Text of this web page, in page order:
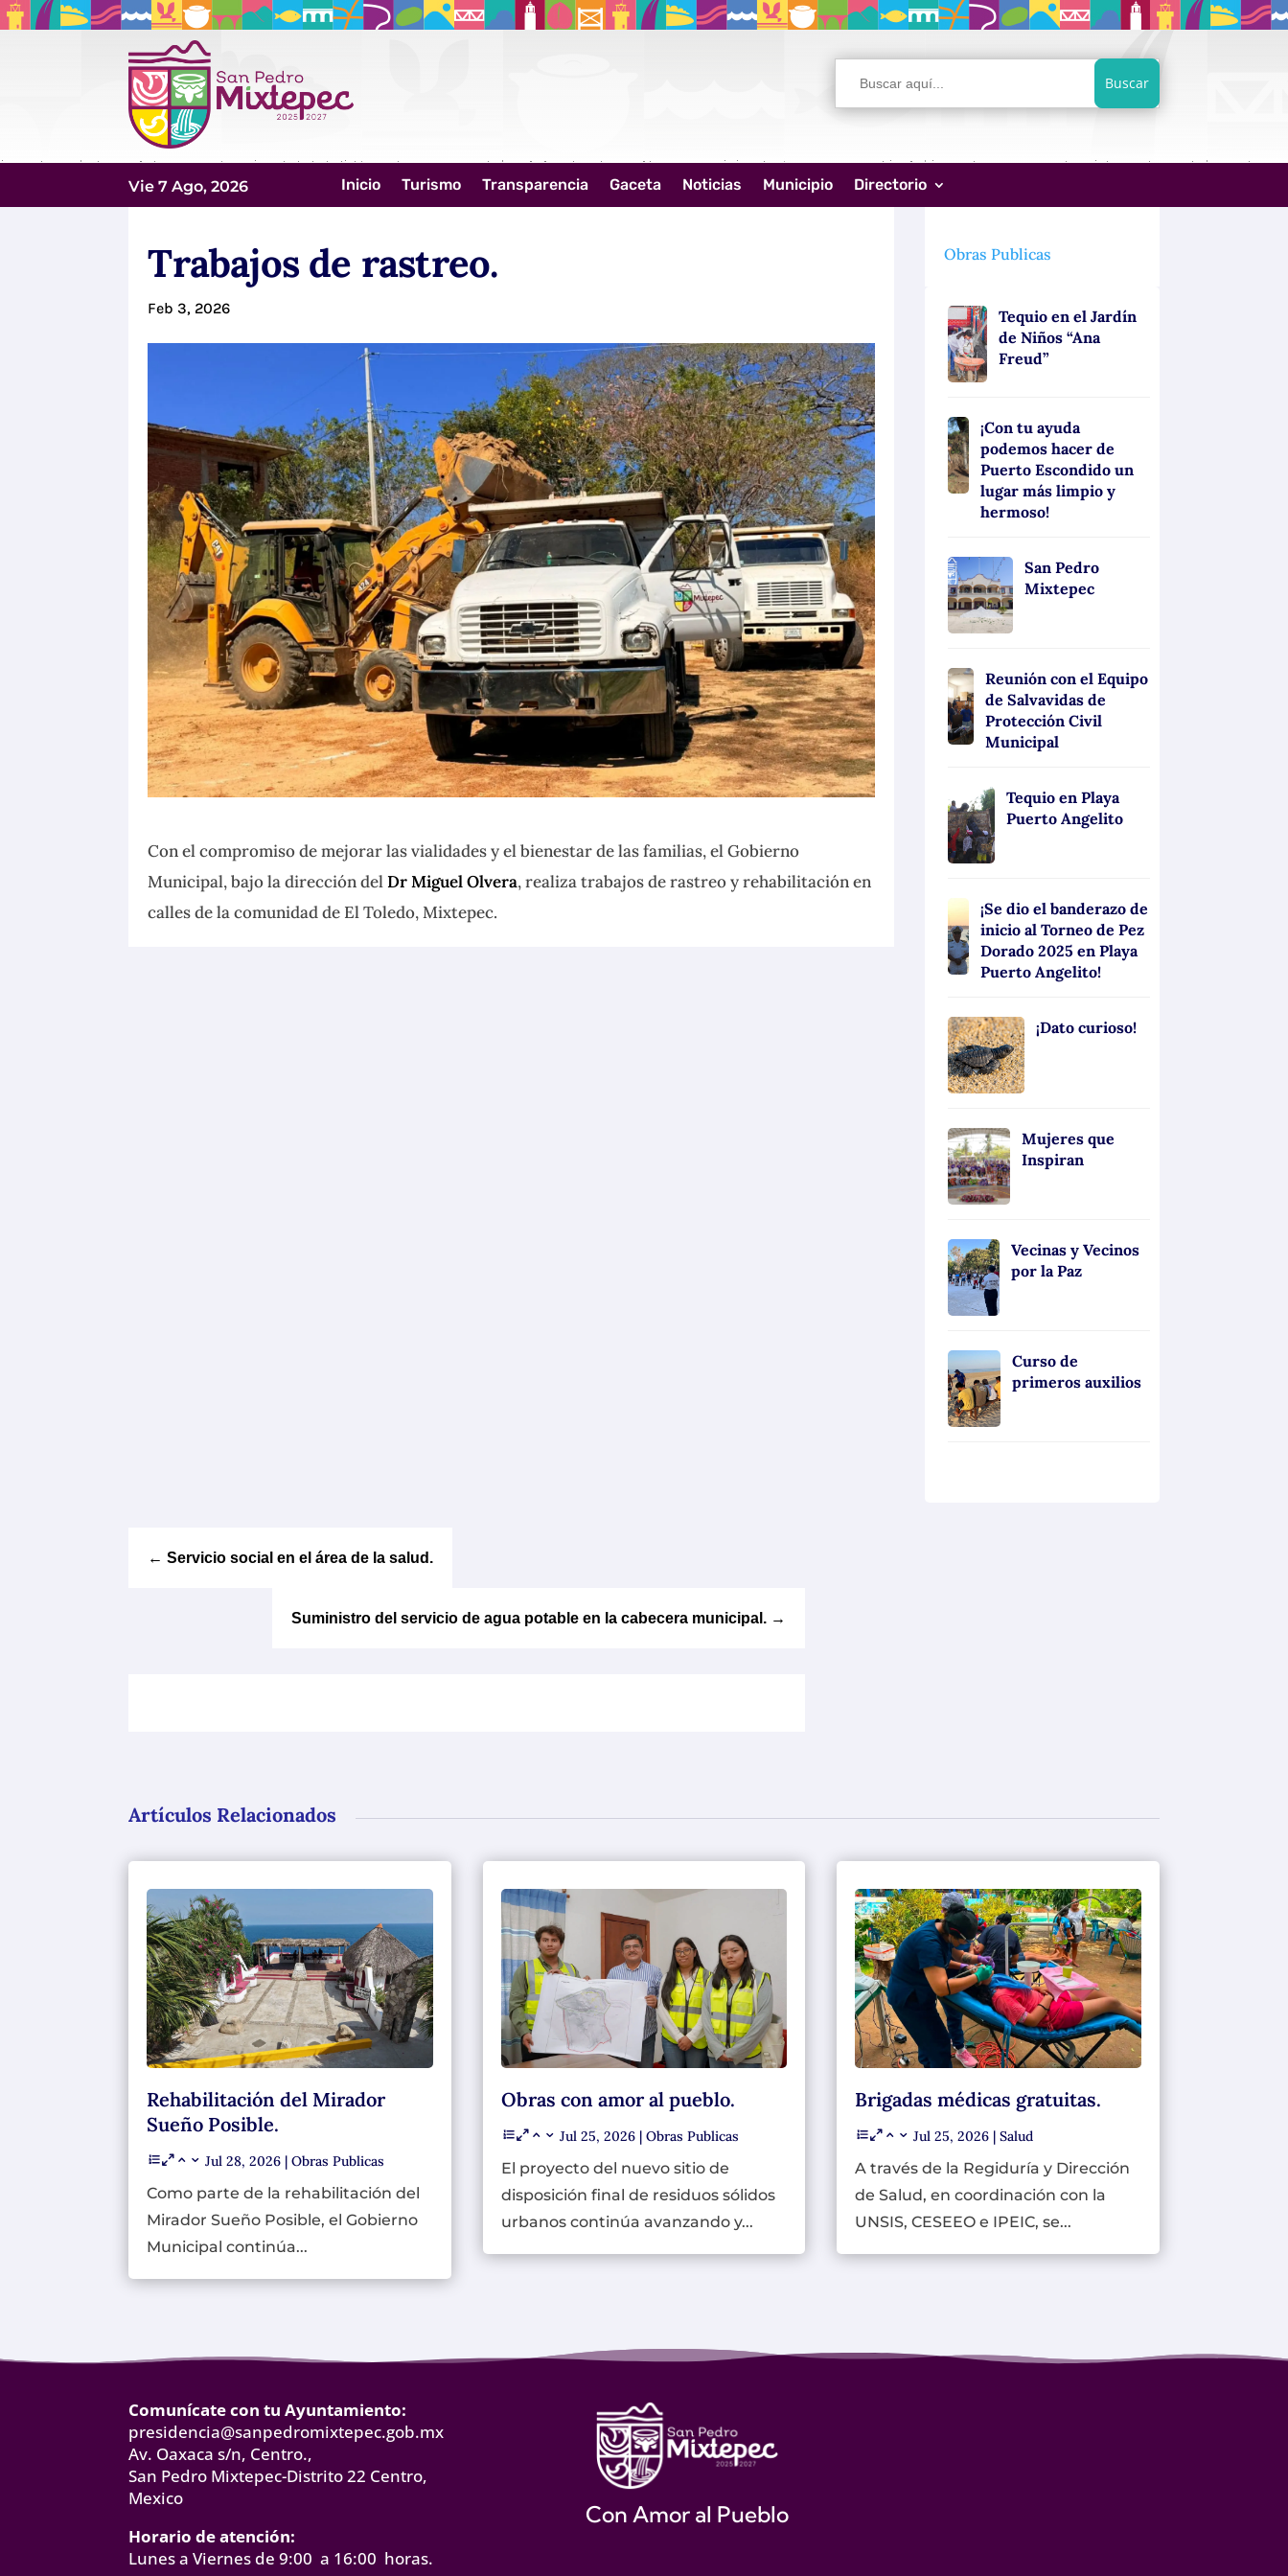
Buscar:
Vie 7 Ago, 2026 Inicio Turismo Transparencia Gaceta Noticias Municipio Directorio
Trabajos de rastreo.
Feb 3, 2026
Con el compromiso de mejorar las vialidades y el bienestar de las familias, el Gobierno
Municipal, bajo la dirección delDr Miguel Olvera, realiza trabajos de rastreo y rehabilitación en
calles de la comunidad de El Toledo, Mixtepec.
Obras Publicas
Tequio en el Jardín
de Niños “Ana
Freud”
¡Con tu ayuda
podemos hacer de
Puerto Escondido un
lugar más limpio y
hermoso!
San Pedro
Mixtepec
Reunión con el Equipo
de Salvavidas de
Protección Civil
Municipal
Tequio en Playa
Puerto Angelito
¡Se dio el banderazo de
inicio al Torneo de Pez
Dorado 2025 en Playa
Puerto Angelito!
¡Dato curioso!
Mujeres que
Inspiran
Vecinas y Vecinos
por la Paz
Curso de
primeros auxilios
←Servicio social en el área de la salud.
Suministro del servicio de agua potable en la cabecera municipal. →
Artículos Relacionados
Rehabilitación del Mirador
Sueño Posible.
Jul 28, 2026 |Obras Publicas
Como parte de la rehabilitación del
Mirador Sueño Posible, el Gobierno
Municipal continúa...
Obras con amor al pueblo.
Jul 25, 2026| Obras Publicas
El proyecto del nuevo sitio de
disposición final de residuos sólidos
urbanos continúa avanzando y...
Brigadas médicas gratuitas.
Jul 25, 2026| Salud
A través de la Regiduría y Dirección
de Salud, en coordinación con la
UNSIS, CESEEO e IPEIC, se...
Comunícate con tu Ayuntamiento:
presidencia@sanpedromixtepec.gob.mx
Av. Oaxaca s/n, Centro.,
San Pedro Mixtepec-Distrito 22 Centro,
Mexico
Horario de atención:
Lunes a Viernes de 9:00 a 16:00 horas.
Con Amor al Pueblo